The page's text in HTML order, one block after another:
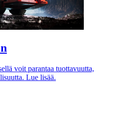
voit parantaa tuottavuutta,
Lue lisää.